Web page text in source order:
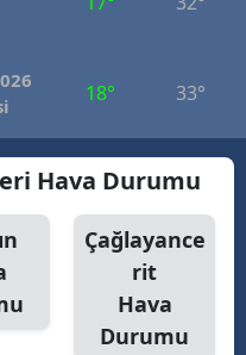
18° 33°
Hava Durumu
Çağlayance
rit
Hava
Durumu